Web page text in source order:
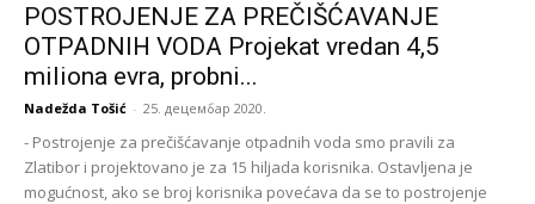
POSTROJENJE ZA PREČIŠĆAVANJE
OTPADNIH VODA Projekat vredan 4,5
miliona evra, probni...
Nadežda Tošić - 25. децембар 2020.
- Postrojenje za prečišćavanje otpadnih voda smo pravili za
Zlatibor i projektovano je za 15 hiljada korisnika. Ostavljena je
mogućnost, ako se broj korisnika povećava da se to postrojenje